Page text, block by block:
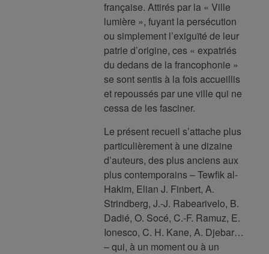
française. Attirés par la « Ville
lumière », fuyant la persécution
ou simplement l’exiguïté de leur
patrie d’origine, ces « expatriés
du dedans de la francophonie »
se sont sentis à la fois accueillis
et repoussés par une ville qui ne
cessa de les fasciner.
Le présent recueil s’attache plus
particulièrement à une dizaine
d’auteurs, des plus anciens aux
plus contemporains – Tewfik al-
Hakim, Elian J. Finbert, A.
Strindberg, J.-J. Rabearivelo, B.
Dadié, O. Socé, C.-F. Ramuz, E.
Ionesco, C. H. Kane, A. Djebar…
– qui, à un moment ou à un